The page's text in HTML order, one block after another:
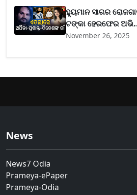
ହ୍ୟୁମାନ ସାଗର
ଟଙ୍କା ହେରଫେର
November 26, 2025
News
News7 Odia
Prameya-ePaper
Prameya-Odia